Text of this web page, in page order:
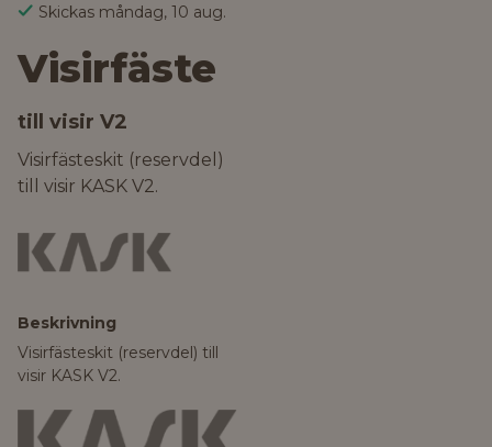
Skickas måndag, 10 aug.
Visirfäste
till visir V2
Visirfästeskit (reservdel)
till visir KASK V2.
Beskrivning
Visirfästeskit (reservdel) till
visir KASK V2.